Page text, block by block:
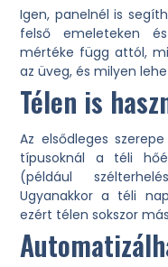
Igen, panelnél is
felső emeleteken
mértéke függ attól,
az üveg, és milyen
Télen is
Az elsődleges
típusoknál a téli
(például
Ugyanakkor a téli
ezért télen sokszor